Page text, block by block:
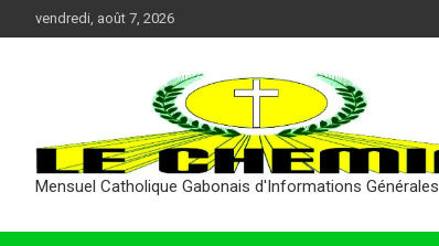
au
vendredi, août 7, 2026
Mensuel Catholique Gabonais d'Informations Générales